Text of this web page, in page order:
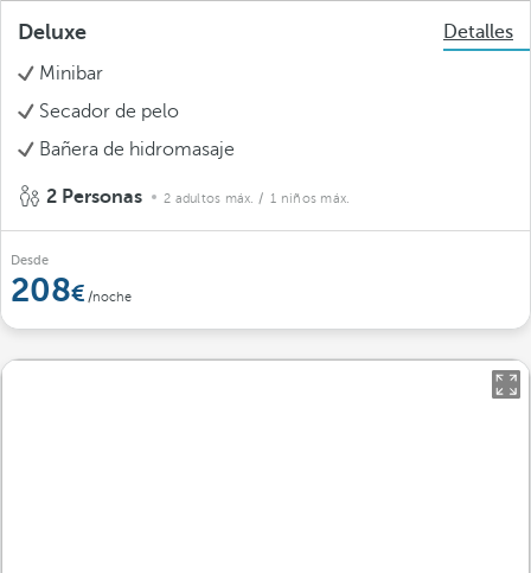
Deluxe
Detalles
Minibar
Secador de pelo
Bañera de hidromasaje
2 Personas 2 adultos máx. / 1 niños máx.
Desde
208 /noche